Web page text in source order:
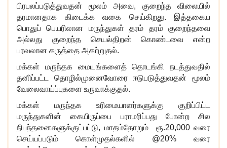
பிரபலப்படுத்துவதன் மூலம் அவை, குறைந்த விலையில்
தரமானதாக கிடைக்க வகை செய்கிறது. இத்தகைய
பொதுப் பெயரிலான மருந்துகள் தரம் தரம் குறைந்தவை
அல்லது குறைந்த செயல்திறன் கொண்டவை என்ற
பரவலான கருத்தை அகற்றுதல்.
மக்கள் மருந்தக மையங்களைத் தொடங்கி நடத்துவதில்
தனிப்பட்ட தொழில்முனைவோரை ஈடுபடுத்துவதன் மூலம்
வேலைவாய்ப்புகளை உருவாக்குதல்.
மக்கள் மருந்தக உரிமையாளர்களுக்கு குறிப்பிட்ட
மருந்துகளின் கையிருப்பை பராமரிப்பது போன்ற சில
நிபந்தனைகளுக்குட்பட்டு, மாதம்தோறும் ரூ.20,000 வரை
செய்யப்படும் கொள்முதல்களில் @20% வரை